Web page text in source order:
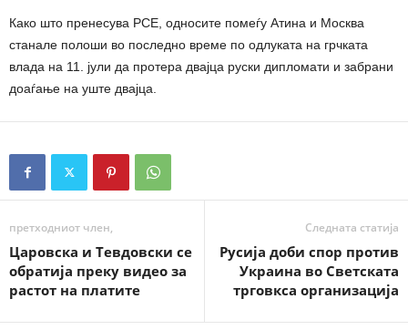
Како што пренесува РСЕ, односите помеѓу Атина и Москва
станале полоши во последно време по одлуката на грчката
влада на 11. јули да протера двајца руски дипломати и забрани
доаѓање на уште двајца.
претходниот член,
Царовска и Тевдовски се
обратија преку видео за
растот на платите
Следната статија
Русија доби спор против
Украина во Светската
трговкса организација